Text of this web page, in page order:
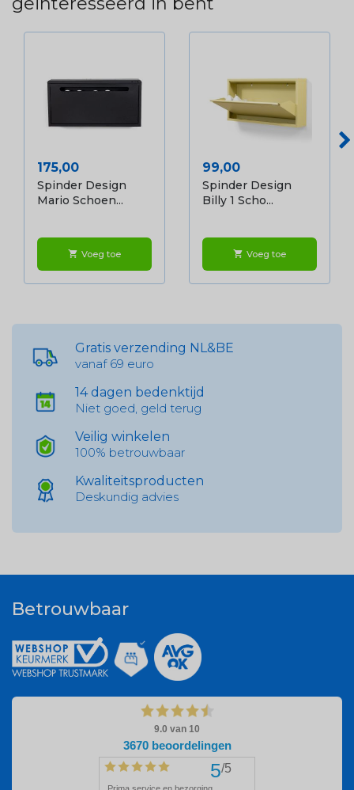
Prijs
175,00
Spinder Design
Mario Schoen...
shopping_cart Voeg toe
Prijs
99,00
Spinder Design
Billy 1 Scho...
shopping_cart Voeg toe
Gratis verzending NL&BE
vanaf 69 euro
14 dagen bedenktijd
Niet goed, geld terug
Veilig winkelen
100% betrouwbaar
Kwaliteitsproducten
Deskundig advies
Betrouwbaar